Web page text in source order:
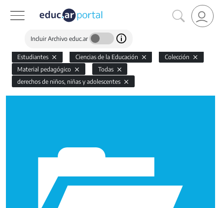
Incluir Archivo educ.ar
Estudiantes Ciencias de la Educación
Colección
Material pedagógico
Todas
derechos de niños, niñas y adolescentes